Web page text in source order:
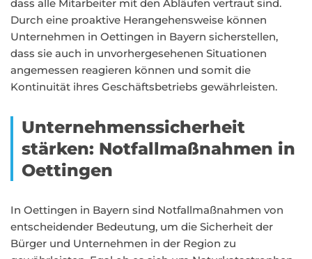
dass alle Mitarbeiter mit den Abläufen vertraut sind.
Durch eine proaktive Herangehensweise können
Unternehmen in Oettingen in Bayern sicherstellen,
dass sie auch in unvorhergesehenen Situationen
angemessen reagieren können und somit die
Kontinuität ihres Geschäftsbetriebs gewährleisten.
Unternehmenssicherheit
stärken: Notfallmaßnahmen in
Oettingen
In Oettingen in Bayern sind Notfallmaßnahmen von
entscheidender Bedeutung, um die Sicherheit der
Bürger und Unternehmen in der Region zu